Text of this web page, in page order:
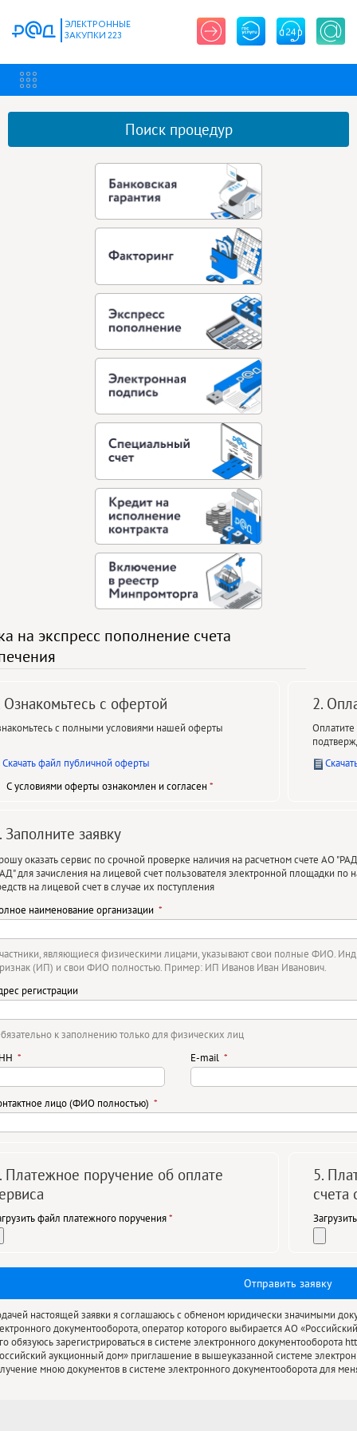
ЭЛЕКТРОННЫЕ
ЗАКУПКИ 223
Поиск процедур
на экспресс пополнение счета
Ознакомьтесь с офертой
с полными условиями нашей оферты
Скачать файл публичной оферты
С условиями оферты ознакомлен и согласен
2.
Оплатите
Заполните заявку
оказать сервис по срочной проверке наличия на расчетном счете АО
для зачисления на лицевой счет пользователя электронной площадки по
на лицевой счет в случае их поступления
наименование организации
являющиеся физическими лицами, указывают свои полные ФИО.
(ИП) и свои ФИО полностью. Пример: ИП Иванов Иван Иванович.
регистрации
к заполнению только для физических лиц
E-mail
лицо (ФИО полностью)
Платежное поручение об оплате
файл платежного поручения
5.
счета
настоящей заявки я соглашаюсь с обменом юридически значимыми
документооборота, оператор которого выбирается АО
обязуюсь зарегистрироваться в системе электронного документооборота
аукционный дом» приглашение в вышеуказанной системе
мною документов в системе электронного документооборота для